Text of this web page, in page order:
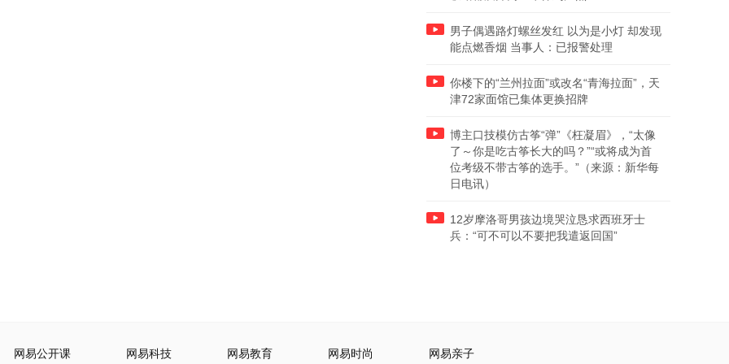
男子偶遇路灯螺丝发红 以为是小灯 却发现
能点燃香烟 当事人：已报警处理
你楼下的“兰州拉面”或改名“青海拉面”，天
津72家面馆已集体更换招牌
博主口技模仿古筝“弹”《枉凝眉》，“太像
了～你是吃古筝长大的吗？”“或将成为首
位考级不带古筝的选手。”（来源：新华每
日电讯）
12岁摩洛哥男孩边境哭泣恳求西班牙士
兵：“可不可以不要把我遣返回国”
网易公开课 网易科技 网易教育 网易时尚 网易亲子